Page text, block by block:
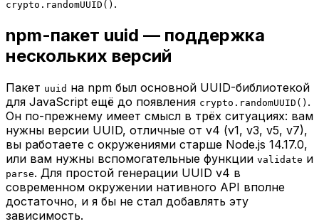
crypto.randomUUID() .
npm-пакет uuid — поддержка
нескольких версий
Пакет uuid на npm был основной UUID-библиотекой
для JavaScript ещё до появления crypto.randomUUID() .
Он по-прежнему имеет смысл в трёх ситуациях: вам
нужны версии UUID, отличные от v4 (v1, v3, v5, v7),
вы работаете с окружениями старше Node.js 14.17.0,
или вам нужны вспомогательные функции validate и
parse. Для простой генерации UUID v4 в
современном окружении нативного API вполне
достаточно, и я бы не стал добавлять эту
зависимость.